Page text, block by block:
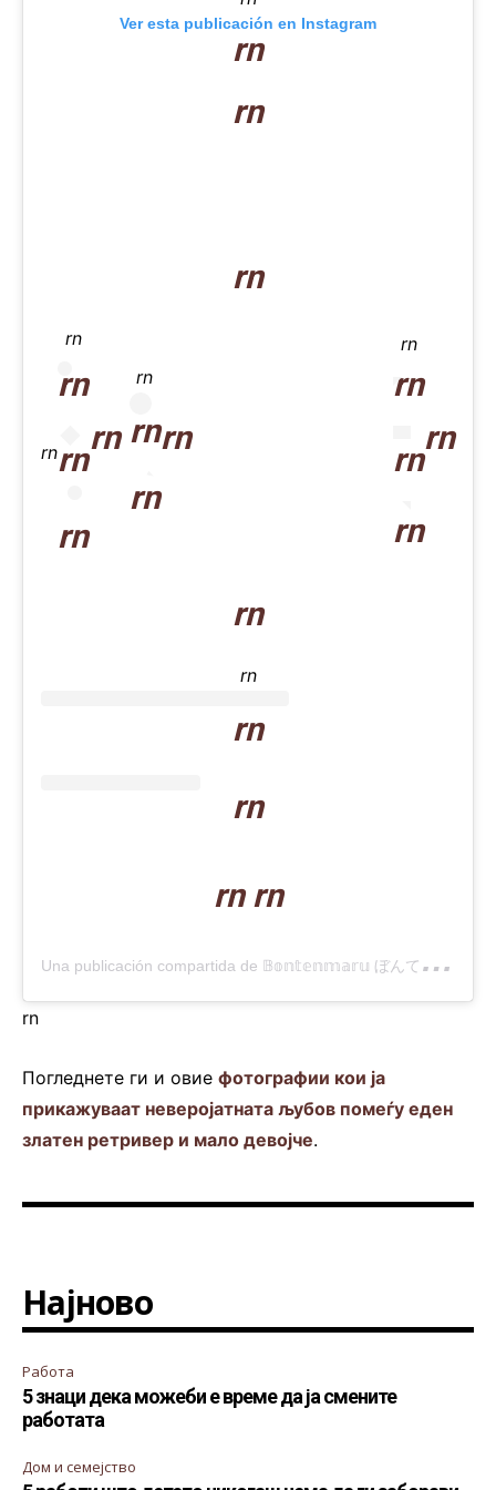
Ver esta publicación en Instagram
rn
rn
rn
rn
rn
rn
rn
rn
rn
rn
rn
rn
rn
rn
rn
rn
rn
rn
rn
rn
rn
rn
rn rn
U
na publicación compartida de 𝔹𝕠𝕟𝕥𝕖𝕟𝕞𝕒𝕣𝕦 ぼんてんまる (@bonten._.maru)
rn
Погледнете ги и овие фотографии кои ја
прикажуваат неверојатната љубов помеѓу еден
златен ретривер и мало девојче.
Најново
Работа
5 знаци дека можеби е време да ја смените
работата
Дом и семејство